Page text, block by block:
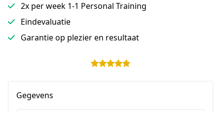
2x per week 1-1 Personal Training
Eindevaluatie
Garantie op plezier en resultaat
Gegevens